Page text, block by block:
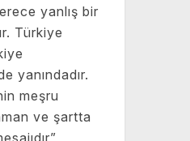
yanlış bir
Türkiye
yanındadır.
meşru
ve şartta